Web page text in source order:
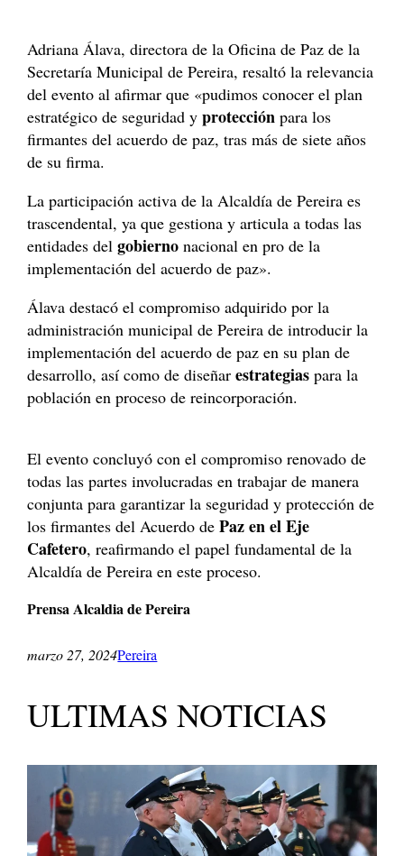
Adriana Álava, directora de la Oficina de Paz de la
Secretaría Municipal de Pereira, resaltó la relevancia
del evento al afirmar que «pudimos conocer el plan
estratégico de seguridad yprotecciónpara los
firmantes del acuerdo de paz, tras más de siete años
de su firma.
La participación activa de la Alcaldía de Pereira es
trascendental, ya que gestiona y articula a todas las
entidades delgobiernonacional en pro de la
implementación del acuerdo de paz».
Álava destacó el compromiso adquirido por la
administración municipal de Pereira de introducir la
implementación del acuerdo de paz en su plan de
desarrollo, así como de diseñarestrategias para la
población en proceso de reincorporación.
El evento concluyó con el compromiso renovado de
todas las partes involucradas en trabajar de manera
conjunta para garantizar la seguridad y protección de
los firmantes del Acuerdo de Paz en el Eje
Cafetero, reafirmando el papel fundamental de la
Alcaldía de Pereira en este proceso.
Prensa Alcaldia de Pereira
marzo 27, 2024Pereira
ULTIMAS NOTICIAS